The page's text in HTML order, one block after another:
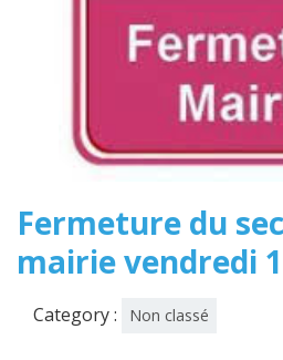
Fermeture du
mairie vendredi
Category : Non classé